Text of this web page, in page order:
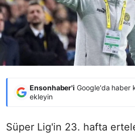
Ensonhaber'i Google'da haber
ekleyin
Süper Lig'in 23. hafta